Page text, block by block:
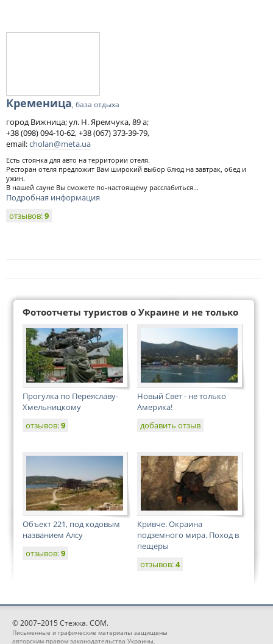
Кременица, база отдыха
город Вижница; ул. Н. Яремчука, 89 а;
+38 (098) 094-10-62, +38 (067) 373-39-79,
email:cholan@meta.ua
Есть стоянка для авто на территории отеля.
Ресторан отеля предложит Вам широкий выбор блюд на завтрак, обед и
ужин.
В нашей сауне Вы сможете по-настоящему расслабиться...
Подробная информация
отзывов:9
Фотоотчеты туристов о Украине и не только
Прогулка по Переяславу-
Хмельницкому
отзывов:9
Новый Свет - не только
Америка!
добавить отзыв
Объект 221, под кодовым
названием Алсу
отзывов:9
Кривче. Окраина
подземного мира. Поход в
пещеры
отзывов:4
© 2007–2015 Стежка. COM.
Письменные и графические материалы защищены
авторским правом законодательства Украины,